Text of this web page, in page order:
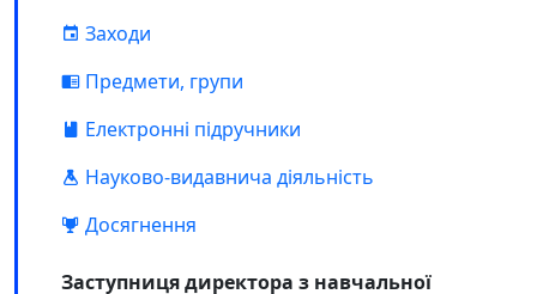
Заходи
Предмети, групи
Електронні підручники
Науково-видавнича діяльність
Досягнення
Заступниця директора з навчальної